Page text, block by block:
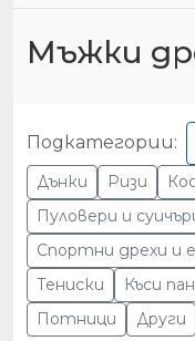
Мъжки
Подкатегории:
Дънки
Ризи
Пуловери и
Спортни дрехи и
Тениски
Къси
Потници
Други